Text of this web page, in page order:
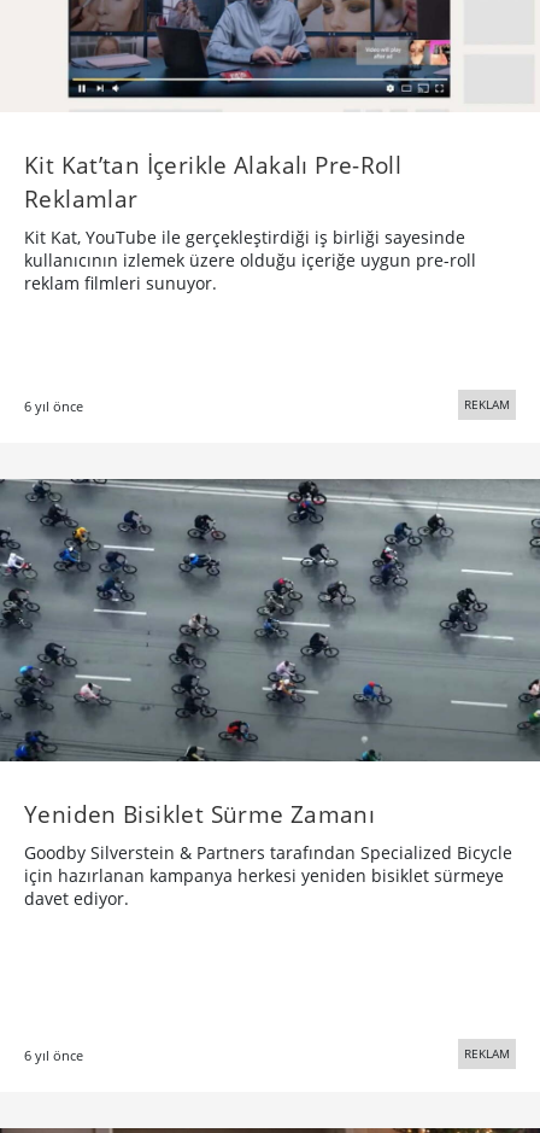
Kit Kat’tan İçerikle Alakalı Pre-Roll
Reklamlar
Kit Kat, YouTube ile gerçekleştirdiği iş birliği sayesinde
kullanıcının izlemek üzere olduğu içeriğe uygun pre-roll
reklam filmleri sunuyor.
6 yıl önce REKLAM
Yeniden Bisiklet Sürme Zamanı
Goodby Silverstein & Partners tarafından Specialized Bicycle
için hazırlanan kampanya herkesi yeniden bisiklet sürmeye
davet ediyor.
6 yıl önce REKLAM